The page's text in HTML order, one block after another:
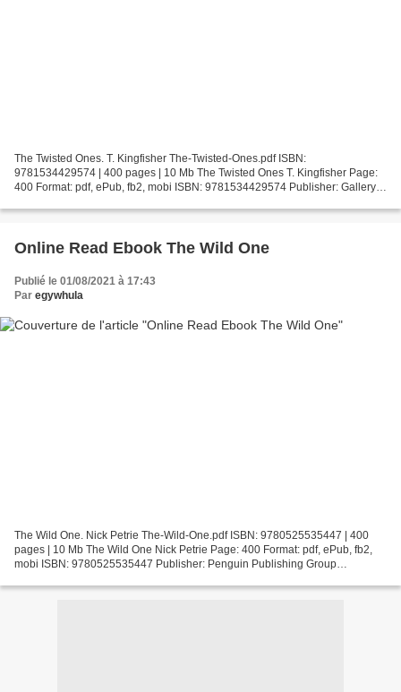
The Twisted Ones. T. Kingfisher The-Twisted-Ones.pdf ISBN:
9781534429574 | 400 pages | 10 Mb The Twisted Ones T. Kingfisher Page:
400 Format: pdf, ePub, fb2, mobi ISBN: 9781534429574 Publisher: Gallery /
Online Read Ebook The Wild One
Publié le 01/08/2021 à 17:43
Par egywhula
The Wild One. Nick Petrie The-Wild-One.pdf ISBN: 9780525535447 | 400
pages | 10 Mb The Wild One Nick Petrie Page: 400 Format: pdf, ePub, fb2,
mobi ISBN: 9780525535447 Publisher: Penguin Publishing Group